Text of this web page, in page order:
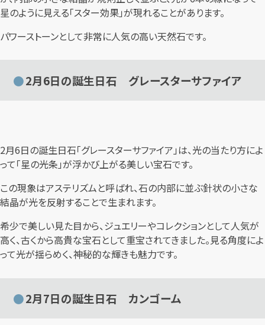
星のように見える「スター効果」が現れることがあります。
パワーストーンとして非常に人気の高い天然石です。
2月6日の誕生日石 グレースターサファイア
2月6日の誕生日石「グレースターサファイア」は、光の当たり方によ
って「星の光条」が浮かび上がる美しい宝石です。
この現象はアステリズムと呼ばれ、石の内部に並ぶ針状の小さな
結晶が光を反射することで生まれます。
希少で美しい見た目から、ジュエリーやコレクションとして人気が
高く、古くから高貴な宝石として重宝されてきました。見る角度によ
って光が揺らめく、神秘的な輝きも魅力です。
2月7日の誕生日石 カンゴーム